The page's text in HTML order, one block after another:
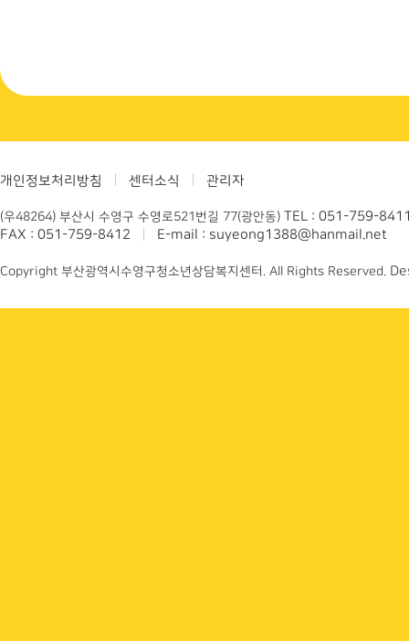
개인정보처리방침 센터소식 관리자
(우48264) 부산시 수영구 수영로521번길 77(광안동) TEL : 051-759-
FAX : 051-759-8412
E-mail : suyeong1388@hanmail.net
Copyright 부산광역시수영구청소년상담복지센터. All Rights Reserved.